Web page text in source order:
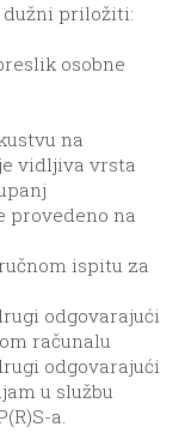
dužni priložiti:
osobne
na
vidljiva vrsta
provedeno na
ispitu za
odgovarajući
računalu
odgovarajući
u službu
a.